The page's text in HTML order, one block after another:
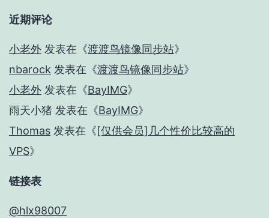
近期评论
小老外 发表在《渡渡鸟镜像同步站》
nbarock 发表在《渡渡鸟镜像同步站》
小老外 发表在《BayIMG》
雨天小猪 发表在《BayIMG》
Thomas 发表在《[仅供会员]几个性价比较高的
VPS》
链接表
@hlx98007